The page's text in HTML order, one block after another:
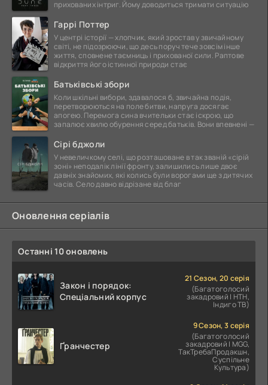
прихованих інтриг. Йому доводиться тримати ситуацію
Гаррі Поттер
У центрі історії — хлопчик, який зростав у звичайному
світі, не підозрюючи, що десь поруч тече зовсім інше
життя, сповнене таємниць і прихованої сили. Раптове
відкриття його істинної природи стає
Батьківські збори
Коли шкільні вибори, здавалося б, звичайна подія,
перетворюються на поле битви, напруга досягає
апогею. Перемога сина вчительки стає іскрою, що
запалює хвилю обурення серед батьків. Вони впевнені —
Сірі бджоли
У невеличкому селі, що розташоване в так званій «сірій
зоні» неподалік лінії фронту, залишились лише двоє
давніх знайомих, які колись були ворогами ще з дитячих
часів. Село давно відрізане від благ
Оновлення серіалів
Останні 10 оновлень
Закон і порядок:
Спеціальний корпус
21 Сезон, 20 серія
(Багатоголосий
закадровий | НТН,
Індиго ТВ)
Ґранчестер
9 Сезон, 3 серія
(Багатоголосий
закадровий | MGG,
ТакТребаПродакшн,
Суспільне
Культура)